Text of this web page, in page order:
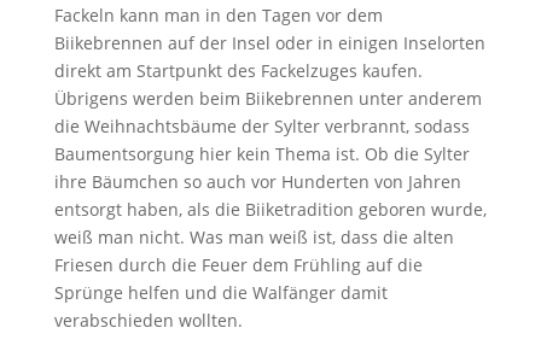
Fackeln kann man in den Tagen vor dem
Biikebrennen auf der Insel oder in einigen Inselorten
direkt am Startpunkt des Fackelzuges kaufen.
Übrigens werden beim Biikebrennen unter anderem
die Weihnachtsbäume der Sylter verbrannt, sodass
Baumentsorgung hier kein Thema ist. Ob die Sylter
ihre Bäumchen so auch vor Hunderten von Jahren
entsorgt haben, als die Biiketradition geboren wurde,
weiß man nicht. Was man weiß ist, dass die alten
Friesen durch die Feuer dem Frühling auf die
Sprünge helfen und die Walfänger damit
verabschieden wollten.